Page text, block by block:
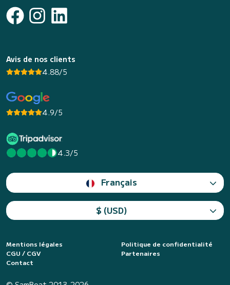
Avis de nos clients
4.88/5
4.9/5
4.3/5
Français
$ (USD)
Mentions légales
Politique de confidentialité
CGU / CGV
Partenaires
Contact